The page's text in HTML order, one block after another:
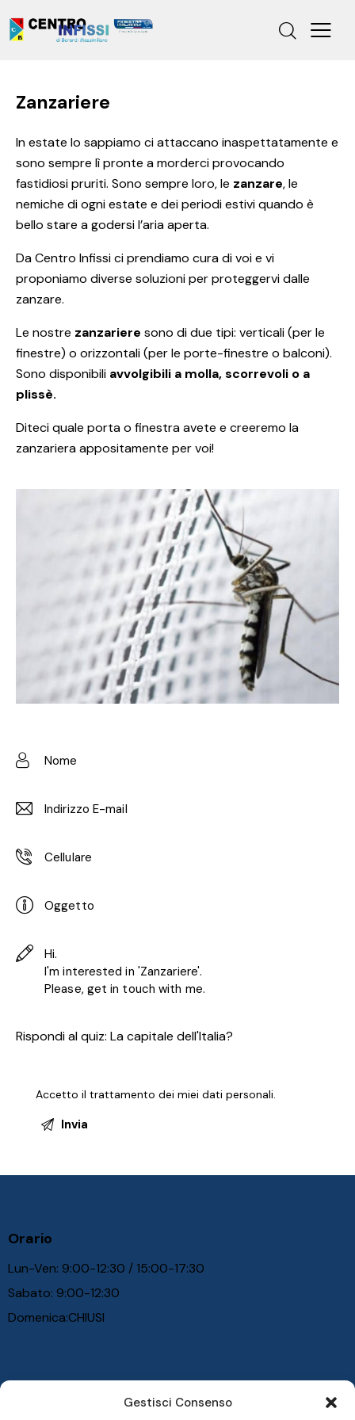
Gestisci Consenso
Zanzariere
In estate lo sappiamo ci attaccano inaspettatamente e
sono sempre lì pronte a morderci provocando
fastidiosi pruriti. Sono sempre loro, le zanzare, le
nemiche di ogni estate e dei periodi estivi quando è
bello stare a godersi l’aria aperta.
Da Centro Infissi ci prendiamo cura di voi e vi
proponiamo diverse soluzioni per proteggervi dalle
zanzare.
Le nostre zanzariere sono di due tipi: verticali (per le
finestre) o orizzontali (per le porte-finestre o balconi).
Sono disponibili avvolgibili a molla, scorrevoli o a
plissè.
Diteci quale porta o finestra avete e creeremo la
zanzariera appositamente per voi!
Rispondi al quiz: La capitale dell'Italia?
Accetto il trattamento dei mieidati personali.
Orario
Lun-Ven: 9:00-12:30 / 15:00-17:30
Sabato: 9:00-12:30
Domenica:CHIUSI